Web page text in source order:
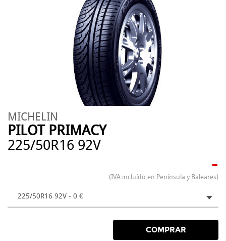
MICHELIN
PILOT PRIMACY
225/50R16 92V
-
(IVA incluído en Península y Baleares)
225/50R16 92V - 0 €
COMPRAR